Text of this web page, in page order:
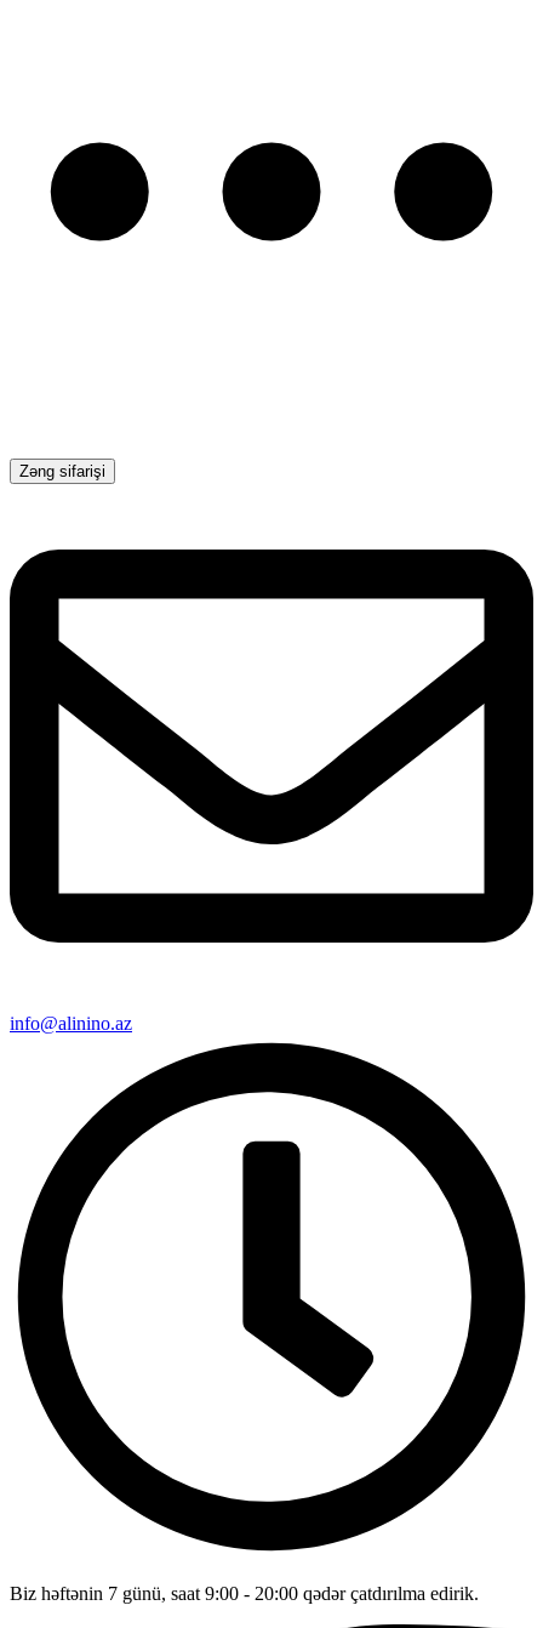
Zəng sifarişi
info@alinino.az
Biz həftənin 7 günü, saat 9:00 - 20:00 qədər çatdırılma edirik.